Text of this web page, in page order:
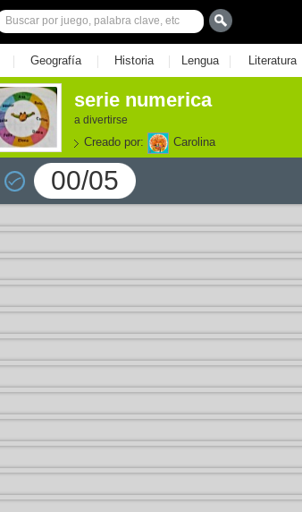
| Geografía | Historia | Lengua | Literatura
serie numerica
a divertirse
Creado por: Carolina
00/05